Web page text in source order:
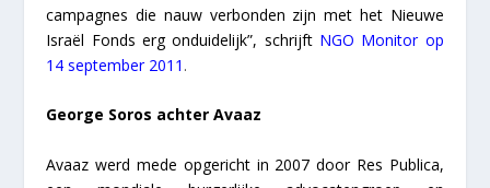
campagnes die nauw verbonden zijn met het Nieuwe
Israël Fonds erg onduidelijk”, schrijft NGO Monitor op
14 september 2011 .
George Soros achter Avaaz
Avaaz werd mede opgericht in 2007 door Res Publica,